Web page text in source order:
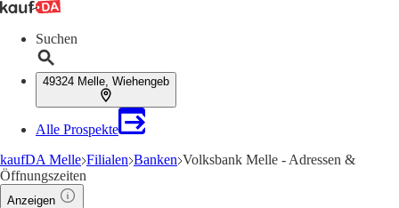
Suchen
49324 Melle, Wiehengeb
Alle Prospekte
kaufDA Melle Filialen Banken Volksbank Melle - Adressen &
Öffnungszeiten
Anzeigen